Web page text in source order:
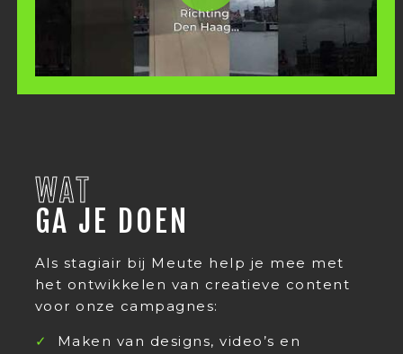
WAT
GA JE DOEN
Als stagiair bij Meute help je mee met
het ontwikkelen van creatieve content
voor onze campagnes:
Maken van designs, video’s en